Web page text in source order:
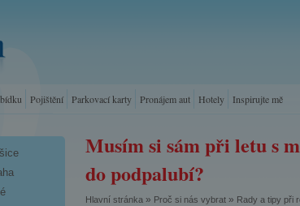
Pojištění Parkovací karty Pronájem aut Hotely Inspirujte mě
Musím si sám při letu s
do podpalubí?
Hlavní stránka » Proč si nás vybrat » Rady a tipy při